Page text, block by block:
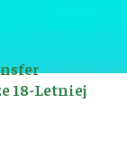
18-Letniej